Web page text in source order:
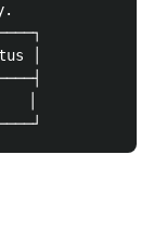
│
│